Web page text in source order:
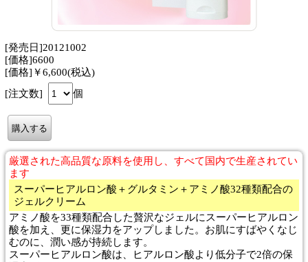
[発売日]20121002
[価格]6600
[価格]￥6,600(税込)
[注文数]
個
厳選された高品質な原料を使用し、すべて国内で生産されてい
ます
スーパーヒアルロン酸＋グルタミン＋アミノ酸32種類配合の
ジェルクリーム
アミノ酸を33種類配合した贅沢なジェルにスーパーヒアルロン
酸を加え、更に保湿力をアップしました。お肌にすばやくなじ
むのに、潤い感が持続します。
スーパーヒアルロン酸は、ヒアルロン酸より低分子で2倍の保